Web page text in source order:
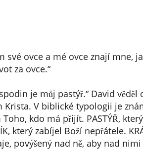
své ovce a mé ovce znají mne,
za ovce.“
je můj pastýř.“ David věděl
V biblické typologii je
kdo má přijít. PASTÝŘ,
který zabíjel Boží nepřátele.
povýšený nad ně, aby nad